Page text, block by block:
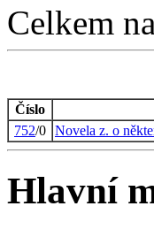
Celkem
Číslo
752/0 Novela z. o
Hlavní